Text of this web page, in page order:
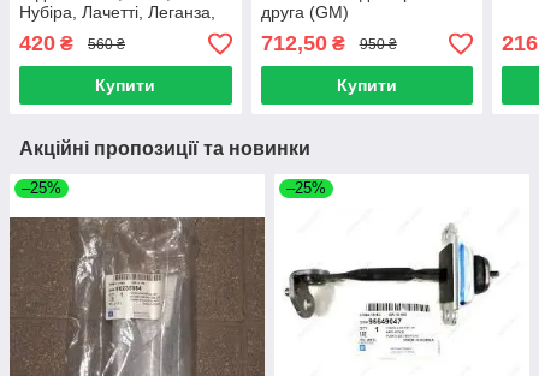
Нубіра, Лачетті, Леганза,
Еванда, Такума (що в GM)
оригінал
420 ₴ 560 ₴
Купити
друга (GM)
712,50₴ 950 ₴
Купити
216
Акційні пропозиції та новинки
–25% –25%